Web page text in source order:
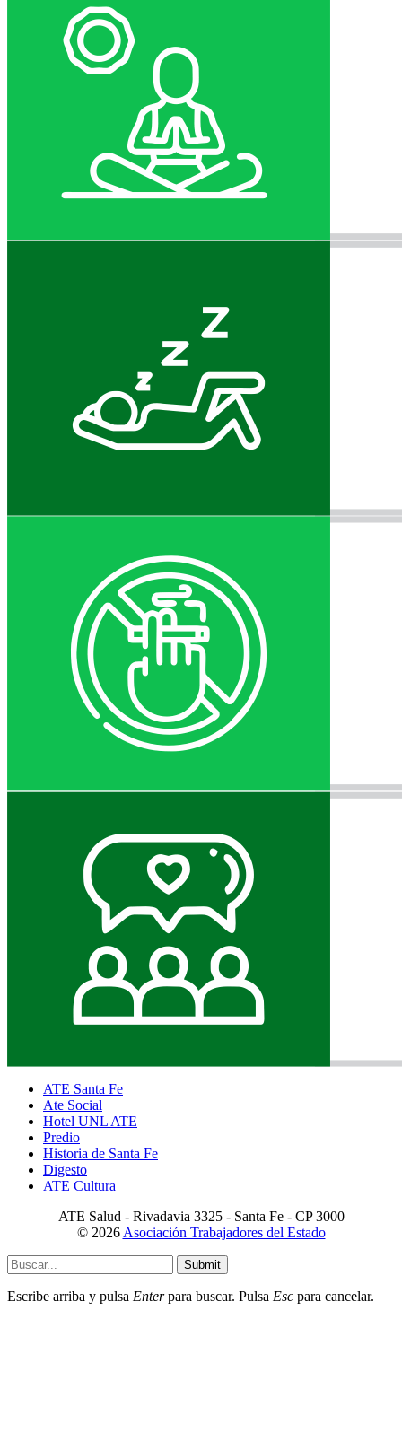
ATE Santa Fe
Ate Social
Hotel UNL ATE
Predio
Historia de Santa Fe
Digesto
ATE Cultura
ATE Salud - Rivadavia 3325 - Santa Fe - CP 3000
© 2026Asociación Trabajadores del Estado
Submit
Escribe arriba y pulsa Enterpara buscar. Pulsa Esc para cancelar.